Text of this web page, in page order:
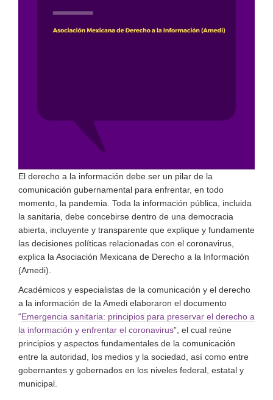
El derecho a la información debe ser un pilar de la
comunicación gubernamental para enfrentar, en todo
momento, la pandemia. Toda la información pública, incluida
la sanitaria, debe concebirse dentro de una democracia
abierta, incluyente y transparente que explique y fundamente
las decisiones políticas relacionadas con el coronavirus,
explica la Asociación Mexicana de Derecho a la Información
(Amedi).
Académicos y especialistas de la comunicación y el derecho
a la información de la Amedi elaboraron el documento
“Emergencia sanitaria: principios para preservar el derecho a
la información y enfrentar el coronavirus”, el cual reúne
principios y aspectos fundamentales de la comunicación
entre la autoridad, los medios y la sociedad, así como entre
gobernantes y gobernados en los niveles federal, estatal y
municipal.